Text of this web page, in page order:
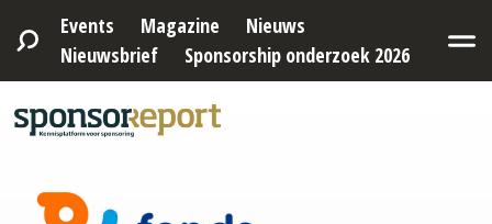
Events Magazine
Nieuws
Nieuwsbrief
Sponsorship onderzoek 2026